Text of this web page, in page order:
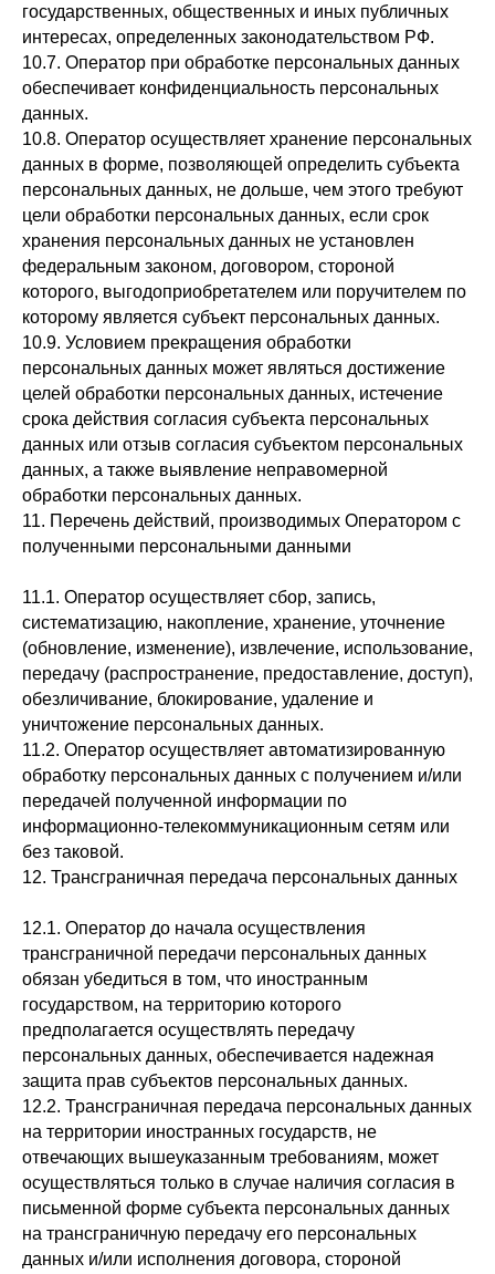
государственных, общественных и иных публичных
интересах, определенных законодательством РФ.
10.7. Оператор при обработке персональных данных
обеспечивает конфиденциальность персональных
данных.
10.8. Оператор осуществляет хранение персональных
данных в форме, позволяющей определить субъекта
персональных данных, не дольше, чем этого требуют
цели обработки персональных данных, если срок
хранения персональных данных не установлен
федеральным законом, договором, стороной
которого, выгодоприобретателем или поручителем по
которому является субъект персональных данных.
10.9. Условием прекращения обработки
персональных данных может являться достижение
целей обработки персональных данных, истечение
срока действия согласия субъекта персональных
данных или отзыв согласия субъектом персональных
данных, а также выявление неправомерной
обработки персональных данных.
11. Перечень действий, производимых Оператором с
полученными персональными данными
11.1. Оператор осуществляет сбор, запись,
систематизацию, накопление, хранение, уточнение
(обновление, изменение), извлечение, использование,
передачу (распространение, предоставление, доступ),
обезличивание, блокирование, удаление и
уничтожение персональных данных.
11.2. Оператор осуществляет автоматизированную
обработку персональных данных с получением и/или
передачей полученной информации по
информационно-телекоммуникационным сетям или
без таковой.
12. Трансграничная передача персональных данных
12.1. Оператор до начала осуществления
трансграничной передачи персональных данных
обязан убедиться в том, что иностранным
государством, на территорию которого
предполагается осуществлять передачу
персональных данных, обеспечивается надежная
защита прав субъектов персональных данных.
12.2. Трансграничная передача персональных данных
на территории иностранных государств, не
отвечающих вышеуказанным требованиям, может
осуществляться только в случае наличия согласия в
письменной форме субъекта персональных данных
на трансграничную передачу его персональных
данных и/или исполнения договора, стороной